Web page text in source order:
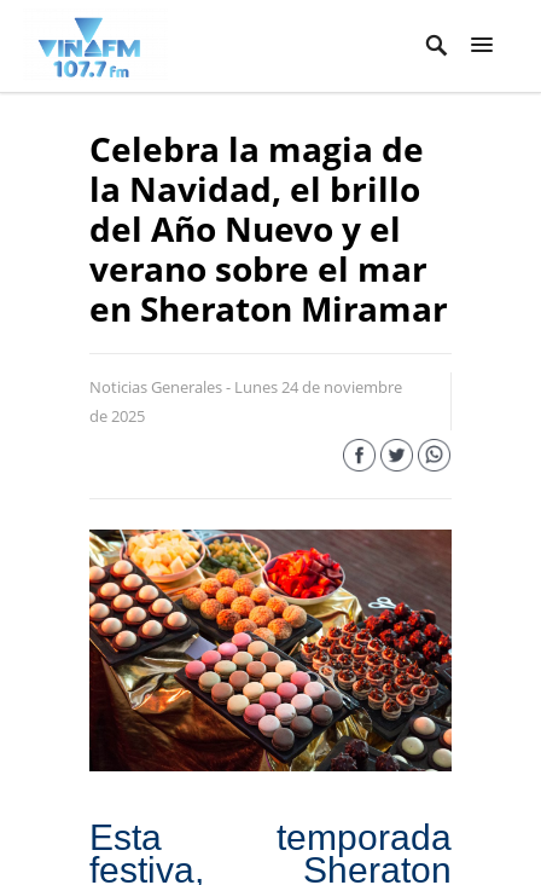
Celebra la magia de
la Navidad, el brillo
del Año Nuevo y el
verano sobre el mar
en Sheraton Miramar
Noticias Generales - Lunes 24 de noviembre
de 2025
Esta temporada
festiva, Sheraton